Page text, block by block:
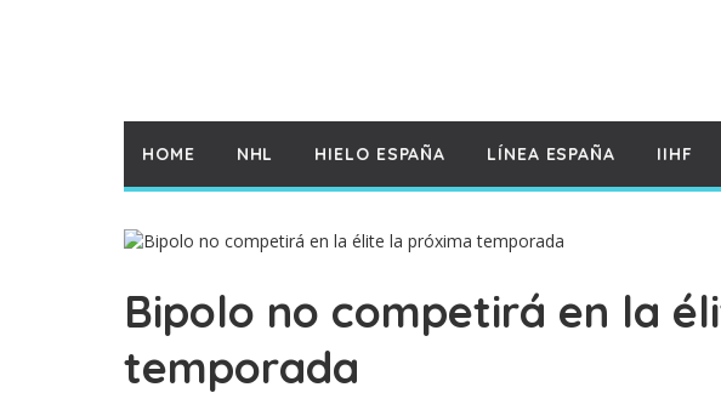
HOME NHL HIELO ESPAÑA LÍNEA ESPAÑA IIHF
Bipolo no competirá en la
temporada